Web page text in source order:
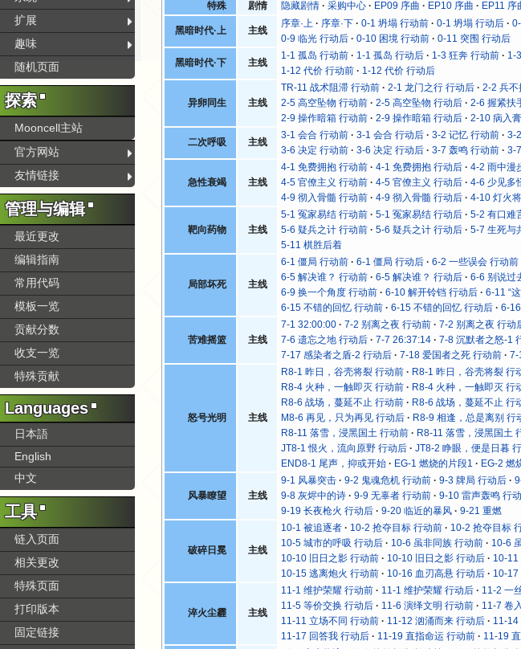
特殊 剧情 隐藏剧情 采购中心 EP09 序曲 EP10 序曲 EP11 序
黑暗时代·上 主线
序章·上 序章·下 0-1 坍塌 行动前 0-1 坍塌 行动后
0-9 临光 行动后
0-10 困境 行动前 0-11 突围 行动后
黑暗时代·下 主线
1-1 孤岛 行动前 1-1 孤岛 行动后 1-3 狂奔 行动前 1-
1-12 代价 行动前
1-12 代价 行动后
异卵同生 主线
TR-11 战术阻滞 行动前 2-1 龙门之行 行动后 2-2 兵不
2-5 高空坠物 行动前
2-5 高空坠物 行动后 2-6 握紧扶
2-9 操作暗箱 行动前
2-9 操作暗箱 行动后 2-10 病入
二次呼吸 主线
3-1 会合 行动前 3-1 会合 行动后 3-2 记忆 行动前 3-
3-6 决定 行动前
3-6 决定 行动后 3-7 轰鸣 行动前 3-
急性衰竭 主线
4-1 免费拥抱 行动前 4-1 免费拥抱 行动后 4-2 雨中漫
4-5 官僚主义 行动前
4-5 官僚主义 行动后 4-6 少见多
4-9 彻入骨髓 行动前
4-9 彻入骨髓 行动后 4-10 灯火
靶向药物 主线
5-1 冤家易结 行动前 5-1 冤家易结 行动后 5-2 有口难
5-6 疑兵之计 行动前
5-6 疑兵之计 行动后 5-7 生死与
5-11 棋胜后着
局部坏死 主线
6-1 僵局 行动前 6-1 僵局 行动后 6-2 一些误会 行动前
6-5 解决谁？ 行动前
6-5 解决谁？ 行动后 6-6 别说过
6-9 换一个角度 行动前
6-10 解开铃铛 行动后 6-11 “
6-15 不错的回忆 行动前
6-15 不错的回忆 行动后 6-
苦难摇篮 主线
7-1 32:00:00 7-2 别离之夜 行动前 7-2 别离之夜 行动
7-6 遗忘之地 行动后
7-7 26:37:14 7-8 沉默者之怒-1
7-17 感染者之盾-2 行动后
7-18 爱国者之死 行动前 7-
怒号光明 主线
R8-1 昨日，谷壳将裂 行动前 R8-1 昨日，谷壳将裂 行
R8-4 火种，一触即灭 行动前
R8-4 火种，一触即灭 行
R8-6 战场，蔓延不止 行动前
R8-6 战场，蔓延不止 行
M8-6 再见，只为再见 行动后
R8-9 相逢，总是离别 行
R8-11 落雪，浸黑国土 行动前
R8-11 落雪，浸黑国土
JT8-1 恨火，流向原野 行动后
JT8-2 睁眼，便是日暮
END8-1 尾声，抑或开始
EG-1 燃烧的片段1 EG-2 燃
风暴瞭望 主线
9-1 风暴突击 9-2 鬼魂危机 行动前 9-3 牌局 行动后
9-8 灰烬中的诗
9-9 无辜者 行动前 9-10 雷声轰鸣 行
9-19 长夜枪火 行动后
9-20 临近的暴风 9-21 重燃
破碎日冕 主线
10-1 被追逐者 10-2 抢夺目标 行动前 10-2 抢夺目标
10-5 城市的呼吸 行动后
10-6 虽非同族 行动前 10-6
10-10 旧日之影 行动前
10-10 旧日之影 行动后 10-11
10-15 逃离炮火 行动前
10-16 血刃高悬 行动后 10-17
淬火尘霾 主线
11-1 维护荣耀 行动前 11-1 维护荣耀 行动后 11-2 一
11-5 等价交换 行动后
11-6 演绎文明 行动前 11-7 卷
11-11 立场不同 行动前
11-12 汹涌而来 行动后 11-14
11-17 回答我 行动后
11-19 直指命运 行动前 11-19
扩展
趣味
随机页面
探索
Mooncell主站
官方网站
友情链接
管理与编辑
最近更改
编辑指南
常用代码
模板一览
贡献分数
收支一览
特殊贡献
Languages
日本語
English
中文
工具
链入页面
相关更改
特殊页面
打印版本
固定链接